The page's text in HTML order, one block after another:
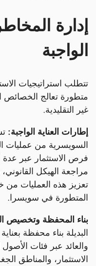
إدارة
الواجبة
تتطلب استراتيجيات
متطورة تعالج الخصائص
غير التقليدية.
إطارات العناية الواجبة:
السويسرية من عمليات
فرص الاستثمار عبر عدة
تعزيز هذه العمليات من
المتطورة في سويسرا.
بناء المحفظة وتخصيص
البديلة بناء محفظة
والعائد عبر فئات
الاستثمار، والمناطق